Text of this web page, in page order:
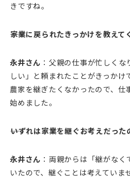
きですね。
――家業に戻られたきっかけを教えて
永井さん ：父親の仕事が忙しく
しい」と頼まれたことがきっかけ
農家を継ぎたくなかったので、仕
始めました。
――いずれは家業を継ぐお考えだった
永井さん ：両親からは「継がな
いたので、継ぐことは考えていま